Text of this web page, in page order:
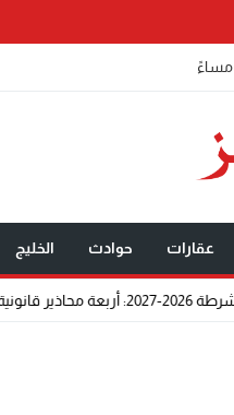
عقارات حوادث الخليج